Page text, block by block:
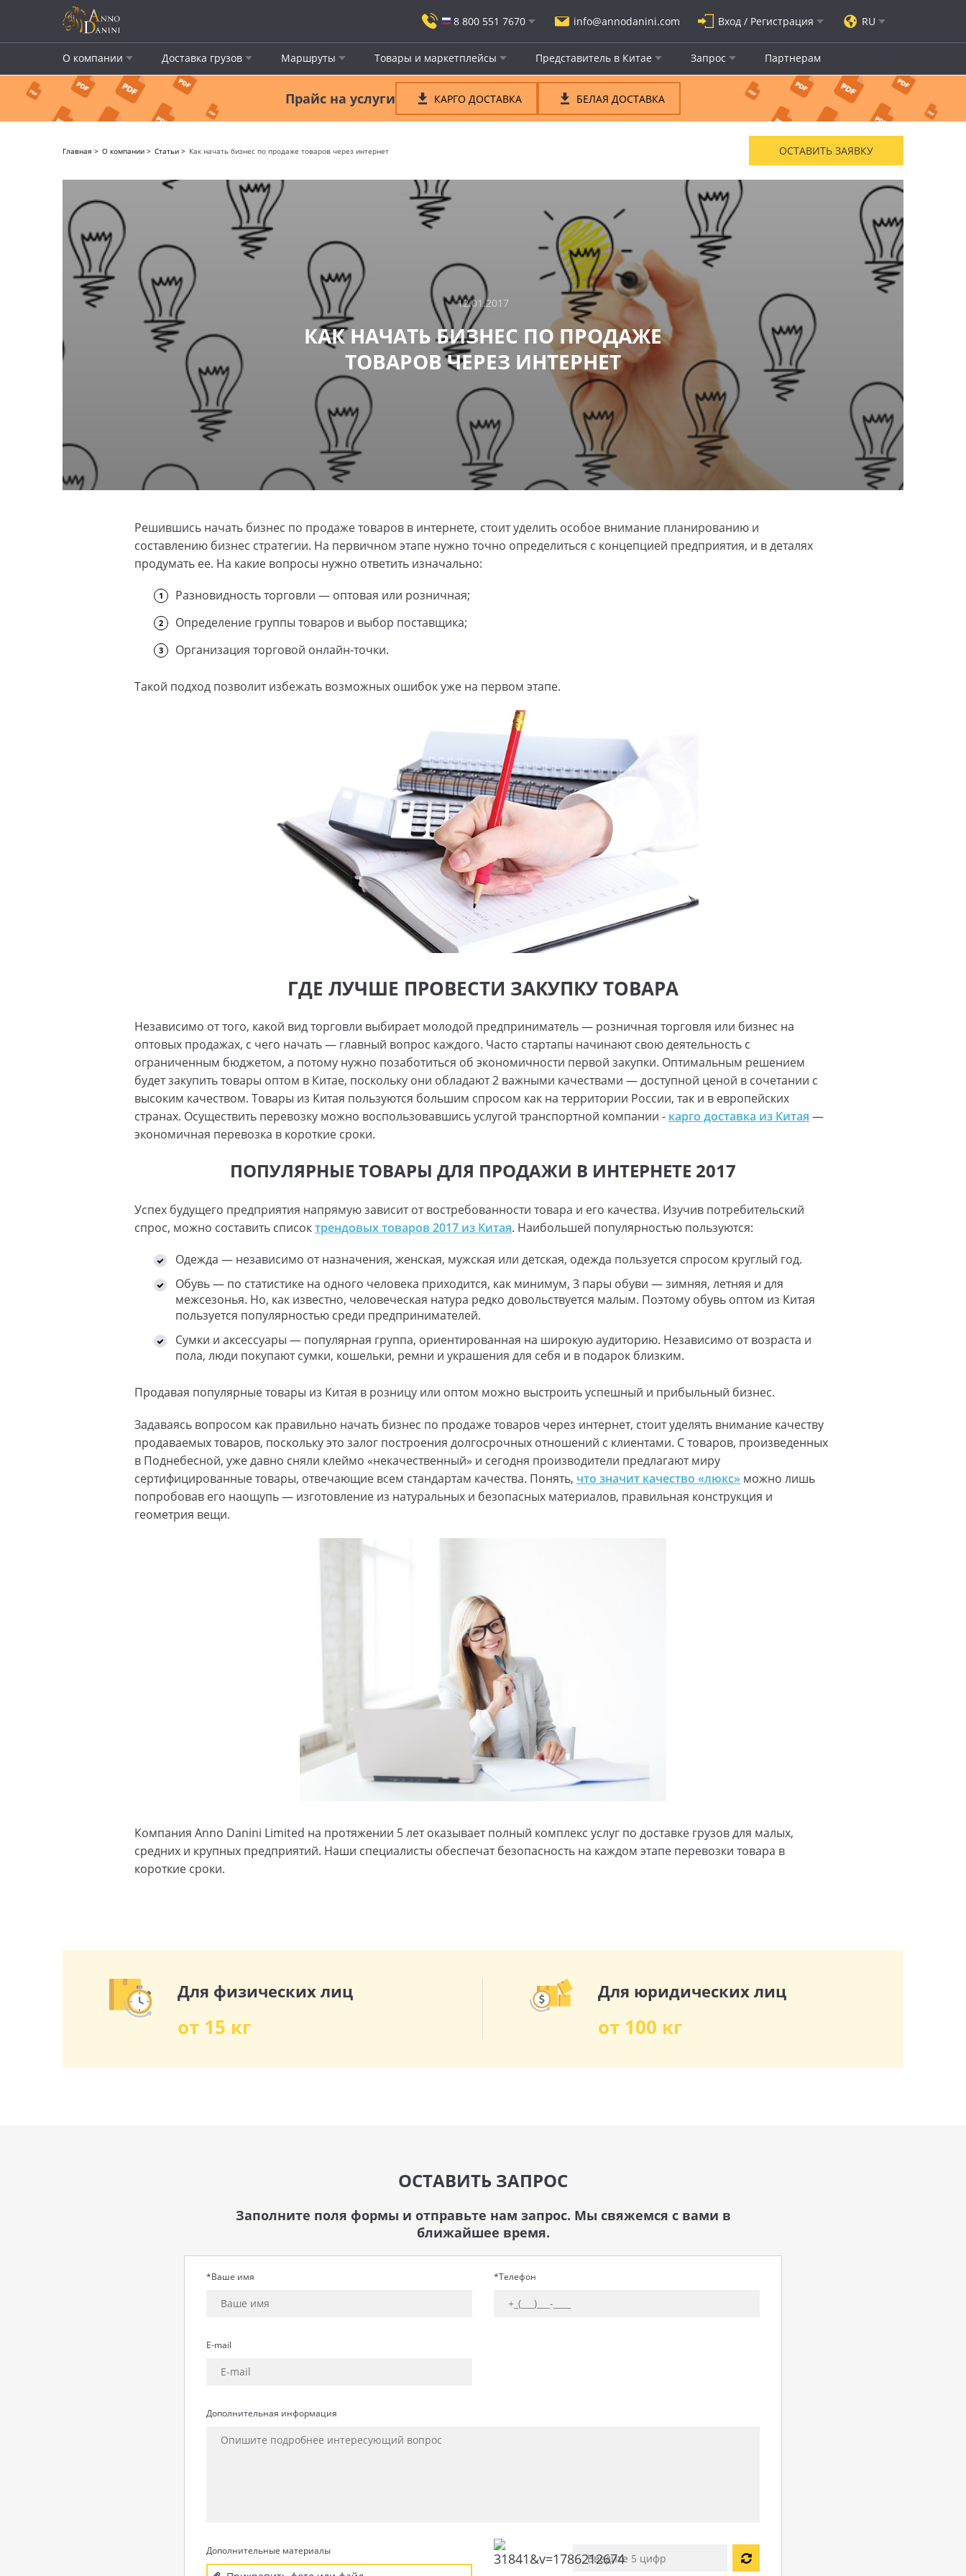
8 800 551 7670 info@annodanini.com Вход / Регистрация RU
О компании Доставка грузов Маршруты Товары и маркетплейсы Представитель в Китае Запрос Партнерам
Прайс на услуги КАРГО ДОСТАВКА БЕЛАЯ ДОСТАВКА
Главная О компании Статьи Как начать бизнес по продаже товаров через интернет ОСТАВИТЬ ЗАЯВКУ
12.01.2017
КАК НАЧАТЬ БИЗНЕС ПО ПРОДАЖЕ
ТОВАРОВ ЧЕРЕЗ ИНТЕРНЕТ
Решившись начать бизнес по продаже товаров в интернете, стоит уделить особое внимание планированию и
составлению бизнес стратегии. На первичном этапе нужно точно определиться с концепцией предприятия, и в деталях
продумать ее. На какие вопросы нужно ответить изначально:
Разновидность торговли — оптовая или розничная;
Определение группы товаров и выбор поставщика;
Организация торговой онлайн-точки.
Такой подход позволит избежать возможных ошибок уже на первом этапе.
ГДЕ ЛУЧШЕ ПРОВЕСТИ ЗАКУПКУ ТОВАРА
Независимо от того, какой вид торговли выбирает молодой предприниматель — розничная торговля или бизнес на
оптовых продажах, с чего начать — главный вопрос каждого. Часто стартапы начинают свою деятельность с
ограниченным бюджетом, а потому нужно позаботиться об экономичности первой закупки. Оптимальным решением
будет закупить товары оптом в Китае, поскольку они обладают 2 важными качествами — доступной ценой в сочетании с
высоким качеством. Товары из Китая пользуются большим спросом как на территории России, так и в европейских
странах. Осуществить перевозку можно воспользовавшись услугой транспортной компании - карго доставка из Китая —
экономичная перевозка в короткие сроки.
ПОПУЛЯРНЫЕ ТОВАРЫ ДЛЯ ПРОДАЖИ В ИНТЕРНЕТЕ 2017
Успех будущего предприятия напрямую зависит от востребованности товара и его качества. Изучив потребительский
спрос, можно составить списоктрендовых товаров 2017 из Китая. Наибольшей популярностью пользуются:
Одежда — независимо от назначения, женская, мужская или детская, одежда пользуется спросом круглый год.
Обувь — по статистике на одного человека приходится, как минимум, 3 пары обуви — зимняя, летняя и для
межсезонья. Но, как известно, человеческая натура редко довольствуется малым. Поэтому обувь оптом из Китая
пользуется популярностью среди предпринимателей.
Сумки и аксессуары — популярная группа, ориентированная на широкую аудиторию. Независимо от возраста и
пола, люди покупают сумки, кошельки, ремни и украшения для себя и в подарок близким.
Продавая популярные товары из Китая в розницу или оптом можно выстроить успешный и прибыльный бизнес.
Задаваясь вопросом как правильно начать бизнес по продаже товаров через интернет, стоит уделять внимание качеству
продаваемых товаров, поскольку это залог построения долгосрочных отношений с клиентами. С товаров, произведенных
в Поднебесной, уже давно сняли клеймо «некачественный» и сегодня производители предлагают миру
сертифицированные товары, отвечающие всем стандартам качества. Понять, что значит качество «люкс» можно лишь
попробовав его наощупь — изготовление из натуральных и безопасных материалов, правильная конструкция и
геометрия вещи.
Компания Anno Danini Limited на протяжении 5 лет оказывает полный комплекс услуг по доставке грузов для малых,
средних и крупных предприятий. Наши специалисты обеспечат безопасность на каждом этапе перевозки товара в
короткие сроки.
Для физических лиц
от 15 кг
Для юридических лиц
от 100 кг
ОСТАВИТЬ ЗАПРОС
Заполните поля формы и отправьте нам запрос. Мы свяжемся с вами в
ближайшее время.
*Ваше имя
E-mail
*Телефон
Дополнительная информация
Дополнительные материалы